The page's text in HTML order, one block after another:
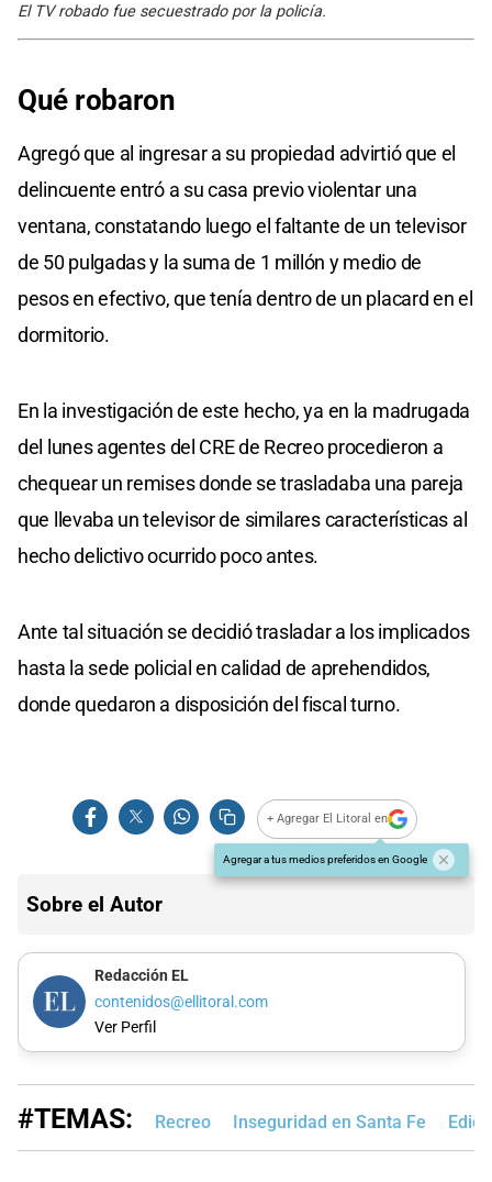
El TV robado fue secuestrado por la policía.
Qué robaron
Agregó que al ingresar a su propiedad advirtió que el
delincuente entró a su casa previo violentar una
ventana, constatando luego el faltante de un televisor
de 50 pulgadas y la suma de 1 millón y medio de
pesos en efectivo, que tenía dentro de un placard en el
dormitorio.
En la investigación de este hecho, ya en la madrugada
del lunes agentes del CRE de Recreo procedieron a
chequear un remises donde se trasladaba una pareja
que llevaba un televisor de similares características al
hecho delictivo ocurrido poco antes.
Ante tal situación se decidió trasladar a los implicados
hasta la sede policial en calidad de aprehendidos,
donde quedaron a disposición del fiscal turno.
+ Agregar El Litoral en
Agregar a tus medios preferidos en Google
Sobre el Autor
Redacción EL
contenidos@ellitoral.com
Ver Perfil
#TEMAS: Recreo Inseguridad en Santa Fe